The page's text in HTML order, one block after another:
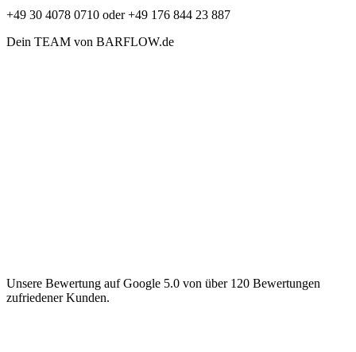
+49 30 4078 0710 oder +49 176 844 23 887
Dein TEAM von BARFLOW.de
Unsere Bewertung auf Google 5.0 von über 120 Bewertungen
zufriedener Kunden.